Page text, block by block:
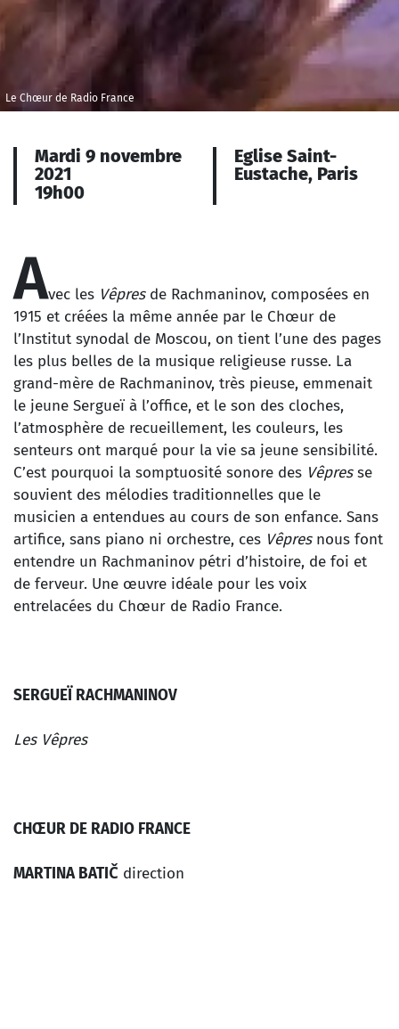
Le Chœur de Radio France
Mardi 9 novembre
2021
19h00
Eglise Saint-
Eustache, Paris
Avec les Vêpres de Rachmaninov, composées en
1915 et créées la même année par le Chœur de
l’Institut synodal de Moscou, on tient l’une des pages
les plus belles de la musique religieuse russe. La
grand-mère de Rachmaninov, très pieuse, emmenait
le jeune Sergueï à l’office, et le son des cloches,
l’atmosphère de recueillement, les couleurs, les
senteurs ont marqué pour la vie sa jeune sensibilité.
C’est pourquoi la somptuosité sonore des Vêpresse
souvient des mélodies traditionnelles que le
musicien a entendues au cours de son enfance. Sans
artifice, sans piano ni orchestre, ces Vêpres nous font
entendre un Rachmaninov pétri d’histoire, de foi et
de ferveur. Une œuvre idéale pour les voix
entrelacées du Chœur de Radio France.
SERGUEÏ RACHMANINOV
Les Vêpres
CHŒUR DE RADIO FRANCE
MARTINA BATIČ direction